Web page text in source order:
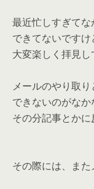
最近忙しすぎて
できてないです
大変楽しく拝見し
メールのやり取
できないのがなか
その分記事とかに
その際には、また